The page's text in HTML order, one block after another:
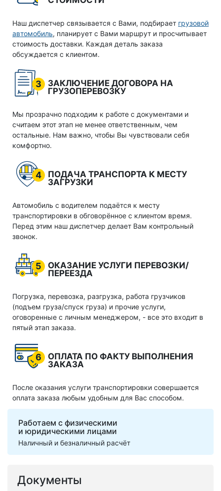
Наш диспетчер связывается с Вами, подбирает грузовой
автомобиль, планирует с Вами маршрут и просчитывает
стоимость доставки. Каждая деталь заказа
обсуждается с клиентом.
3
ЗАКЛЮЧЕНИЕ ДОГОВОРА НА
ГРУЗОПЕРЕВОЗКУ
Мы прозрачно подходим к работе с документами и
считаем этот этап не менее ответственным, чем
остальные. Нам важно, чтобы Вы чувствовали себя
комфортно.
4
ПОДАЧА ТРАНСПОРТА К МЕСТУ
ЗАГРУЗКИ
Автомобиль с водителем подаётся к месту
транспортировки в обговорённое с клиентом время.
Перед этим наш диспетчер делает Вам контрольный
звонок.
5
ОКАЗАНИЕ УСЛУГИ ПЕРЕВОЗКИ/
ПЕРЕЕЗДА
Погрузка, перевозка, разгрузка, работа грузчиков
(подъем груза/спуск груза) и прочие услуги,
оговоренные с личным менеджером, - все это входит в
пятый этап заказа.
6
ОПЛАТА ПО ФАКТУ ВЫПОЛНЕНИЯ
ЗАКАЗА
После оказания услуги транспортировки совершается
оплата заказа любым удобным для Вас способом.
Работаем с физическими
и юридическими лицами
Наличный и безналичный расчёт
Документы